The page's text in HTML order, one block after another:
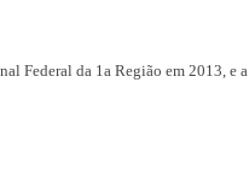
Federal da 1a Região em 2013, e a